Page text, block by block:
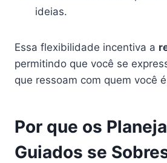
ideias.
Essa flexibilidade incentiva a
permitindo que você se
que ressoam com quem você
Por que os
Guiados se